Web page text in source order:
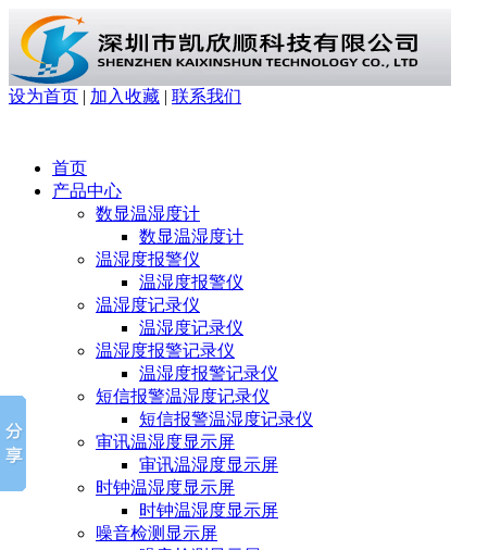
设为首页 | 加入收藏 | 联系我们
首页
产品中心
数显温湿度计
数显温湿度计
温湿度报警仪
温湿度报警仪
温湿度记录仪
温湿度记录仪
温湿度报警记录仪
温湿度报警记录仪
短信报警温湿度记录仪
短信报警温湿度记录仪
审讯温湿度显示屏
审讯温湿度显示屏
时钟温湿度显示屏
时钟温湿度显示屏
噪音检测显示屏